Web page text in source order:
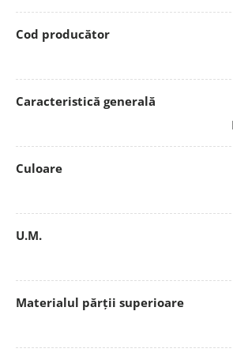
Cod producător
Caracteristică generală
Culoare
U.M.
Materialul părții superioare